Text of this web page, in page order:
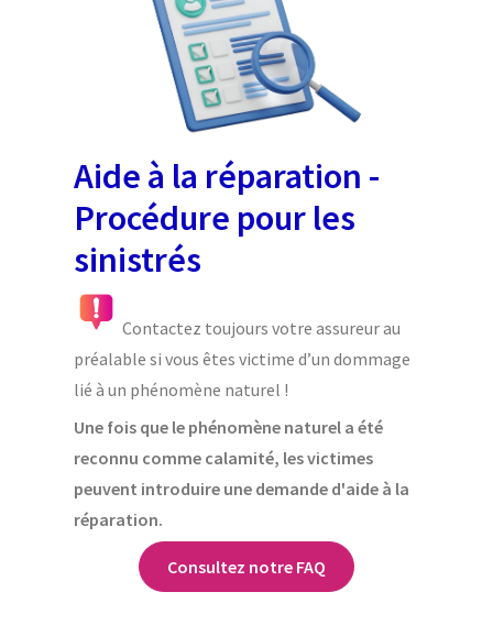
Aide à la réparation -
Procédure pour les
sinistrés
Contactez toujours votre assureur au
préalable si vous êtes victime d’un dommage
lié à un phénomène naturel !
Une fois que le phénomène naturel a été
reconnu comme calamité, les victimes
peuvent introduire une demande d'aide à la
réparation.
Consultez notre FAQ